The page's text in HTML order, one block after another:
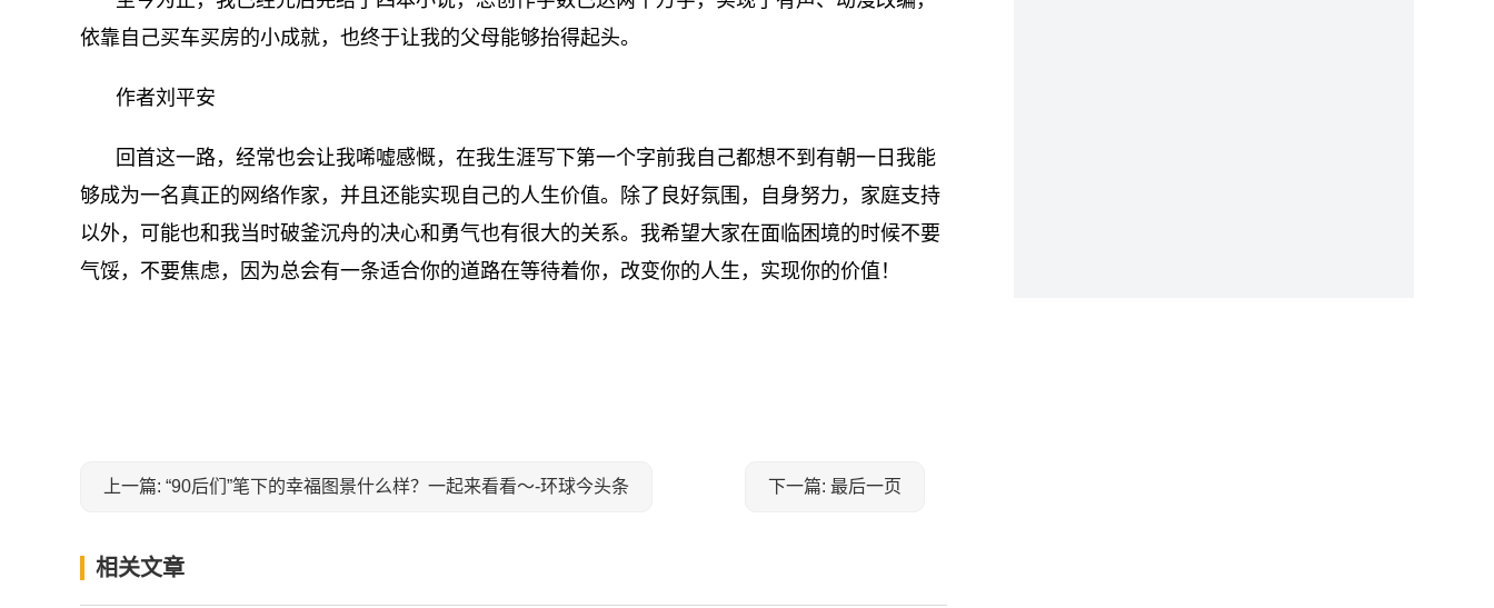
依靠自己买车买房的小成就，也终于让我的父母能够抬得起头。
作者刘平安
回首这一路，经常也会让我唏嘘感慨，在我生涯写下第一个字前我自己都想不到有朝一日我能
够成为一名真正的网络作家，并且还能实现自己的人生价值。除了良好氛围，自身努力，家庭支持
以外，可能也和我当时破釜沉舟的决心和勇气也有很大的关系。我希望大家在面临困境的时候不要
气馁，不要焦虑，因为总会有一条适合你的道路在等待着你，改变你的人生，实现你的价值！
上一篇: “90后们”笔下的幸福图景什么样？一起来看看～-环球今头条 下一篇: 最后一页
相关文章